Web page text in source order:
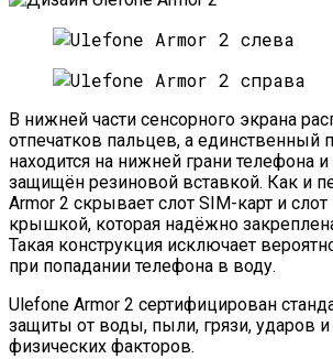
В нижней части сенсорного экрана
отпечатков пальцев, а единственный
находится на нижней грани телефона
защищён резиновой вставкой. Как и
Armor 2 скрывает слот SIM-карт и
крышкой, которая надёжно
Такая конструкция исключает
при попадании телефона в воду.
Ulefone Armor 2 сертифицирован
защиты от воды, пыли, грязи, ударов и
физических факторов.